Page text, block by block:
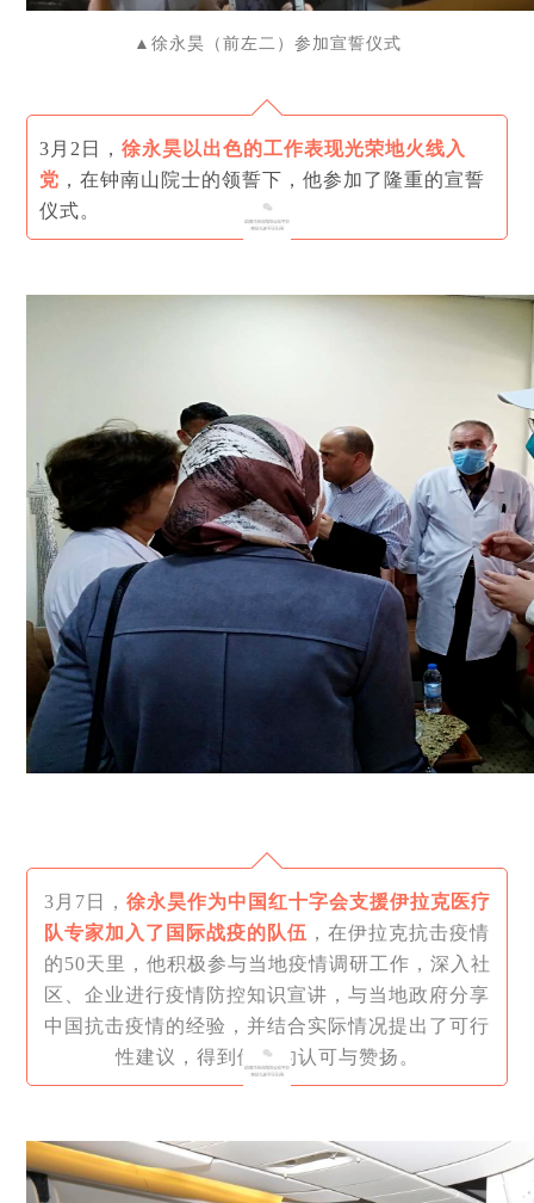
▲ 徐永昊（前左二）参加宣誓仪式
3月2日，徐永昊以出色的工作表现光荣地火线入
党 ，在钟南山院士的领誓下，他参加了隆重的宣誓
仪式。
3月7日， 徐永昊作为中国红十字会支援伊拉克医疗
队专家加入了国际战疫的队伍 ，在伊拉克抗击疫情
的50天里，他积极参与当地疫情调研工作，深入社
区、企业进行疫情防控知识宣讲，与当地政府分享
中国抗击疫情的经验，并结合实际情况提出了可行
性建议，得到伊方的认可与赞扬。